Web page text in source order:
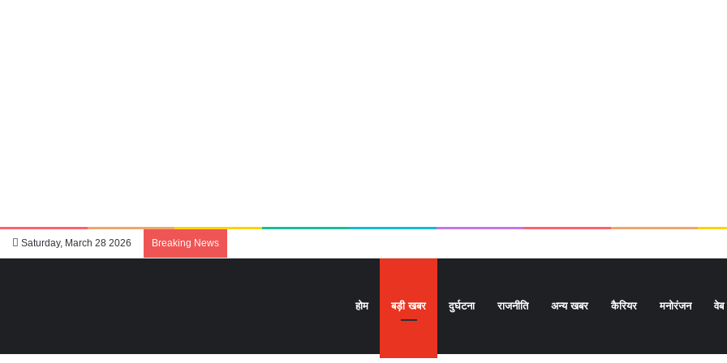
Saturday, March 28 2026 Breaking News
होम बड़ी खबर दुर्घटना राजनीति अन्य खबर कैरियर मनोरंजन वेब